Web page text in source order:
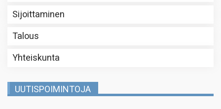
Sijoittaminen
Talous
Yhteiskunta
UUTISPOIMINTOJA